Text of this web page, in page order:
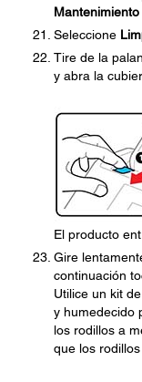
Seleccione
Tire de la
y abra la
El producto
Gire
continuación
Utilice un kit
y humedecido
los rodillos a
que los